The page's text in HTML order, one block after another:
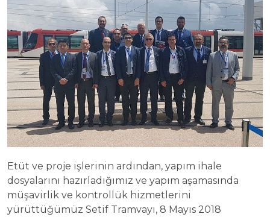
Etüt ve proje işlerinin ardından, yapım ihale
dosyalarını hazırladığımız ve yapım aşamasında
müşavirlik ve kontrollük hizmetlerini
yürüttüğümüz Setif Tramvayı, 8 Mayıs 2018